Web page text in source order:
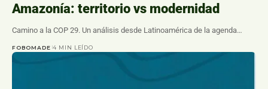
Amazonía: territorio vs modernidad
Camino a la COP 29. Un análisis desde Latinoamérica de la agenda…
FOBOMADE 4 MIN LEÍDO